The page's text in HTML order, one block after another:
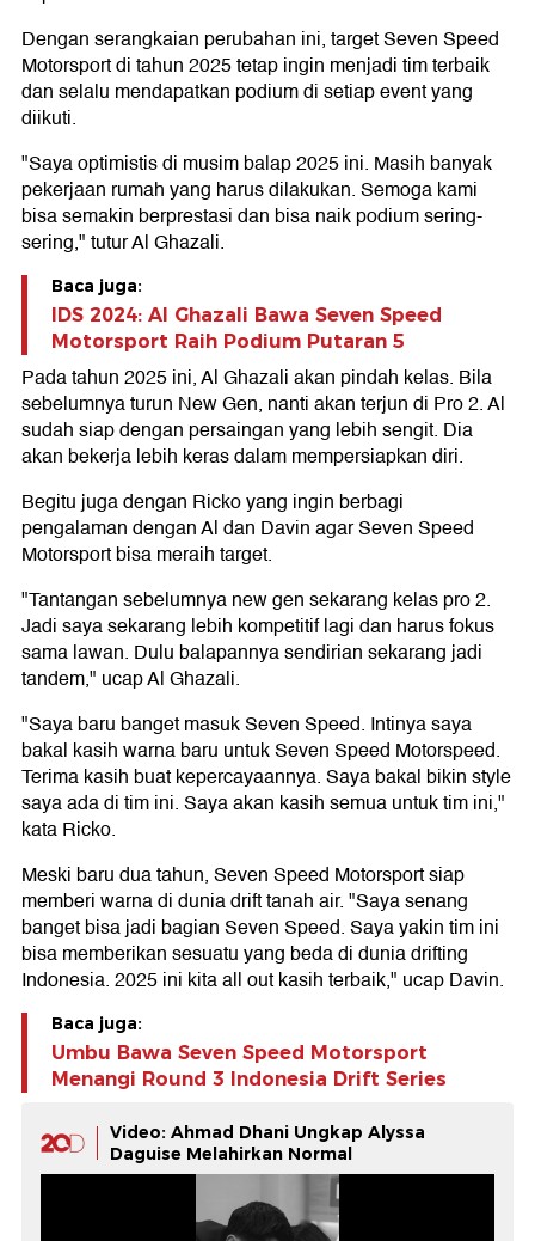
Dengan serangkaian perubahan ini, target Seven Speed
Motorsport di tahun 2025 tetap ingin menjadi tim terbaik
dan selalu mendapatkan podium di setiap event yang
diikuti.
"Saya optimistis di musim balap 2025 ini. Masih banyak
pekerjaan rumah yang harus dilakukan. Semoga kami
bisa semakin berprestasi dan bisa naik podium sering-
sering," tutur Al Ghazali.
Baca juga:
IDS 2024: Al Ghazali Bawa Seven Speed
Motorsport Raih Podium Putaran 5
Pada tahun 2025 ini, Al Ghazali akan pindah kelas. Bila
sebelumnya turun New Gen, nanti akan terjun di Pro 2. Al
sudah siap dengan persaingan yang lebih sengit. Dia
akan bekerja lebih keras dalam mempersiapkan diri.
Begitu juga dengan Ricko yang ingin berbagi
pengalaman dengan Al dan Davin agar Seven Speed
Motorsport bisa meraih target.
"Tantangan sebelumnya new gen sekarang kelas pro 2.
Jadi saya sekarang lebih kompetitif lagi dan harus fokus
sama lawan. Dulu balapannya sendirian sekarang jadi
tandem," ucap Al Ghazali.
"Saya baru banget masuk Seven Speed. Intinya saya
bakal kasih warna baru untuk Seven Speed Motorspeed.
Terima kasih buat kepercayaannya. Saya bakal bikin style
saya ada di tim ini. Saya akan kasih semua untuk tim ini,"
kata Ricko.
Meski baru dua tahun, Seven Speed Motorsport siap
memberi warna di dunia drift tanah air. "Saya senang
banget bisa jadi bagian Seven Speed. Saya yakin tim ini
bisa memberikan sesuatu yang beda di dunia drifting
Indonesia. 2025 ini kita all out kasih terbaik," ucap Davin.
Baca juga:
Umbu Bawa Seven Speed Motorsport
Menangi Round 3 Indonesia Drift Series
Video: Ahmad Dhani Ungkap Alyssa
Daguise Melahirkan Normal